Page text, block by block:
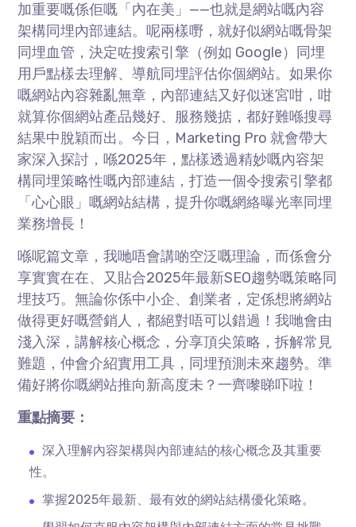
加重要嘅係佢嘅「內在美」——也就是網站嘅內容
架構同埋內部連結。呢兩樣嘢，就好似網站嘅骨架
同埋血管，決定咗搜索引擎（例如 Google）同埋
用戶點樣去理解、導航同埋評估你個網站。如果你
嘅網站內容雜亂無章，內部連結又好似迷宮咁，咁
就算你個網站產品幾好、服務幾掂，都好難喺搜尋
結果中脫穎而出。今日，Marketing Pro 就會帶大
家深入探討，喺2025年，點樣透過精妙嘅內容架
構同埋策略性嘅內部連結，打造一個令搜索引擎都
「心心眼」嘅網站結構，提升你嘅網絡曝光率同埋
業務增長！
喺呢篇文章，我哋唔會講啲空泛嘅理論，而係會分
享實實在在、又貼合2025年最新SEO趨勢嘅策略同
埋技巧。無論你係中小企、創業者，定係想將網站
做得更好嘅營銷人，都絕對唔可以錯過！我哋會由
淺入深，講解核心概念，分享頂尖策略，拆解常見
難題，仲會介紹實用工具，同埋預測未來趨勢。準
備好將你嘅網站推向新高度未？一齊嚟睇吓啦！
重點摘要：
深入理解內容架構與內部連結的核心概念及其重要
性。
掌握2025年最新、最有效的網站結構優化策略。